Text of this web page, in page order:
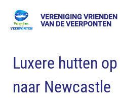
VERENIGING VRIENDEN
VAN DE VEERPONTEN
Luxere hutten
naar Newcastle